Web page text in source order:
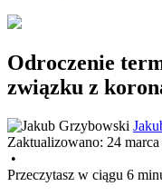
Odroczenie
związku z
Zaktualizowano: 24
•
Przeczytasz w ciągu 6